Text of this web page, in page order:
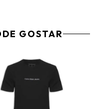
GOSTAR